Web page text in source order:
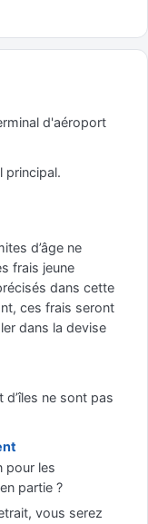
d'aéroport
principal.
d’âge ne
frais jeune
dans cette
ces frais seront
dans la devise
ne sont pas
pour les
partie ?
vous serez